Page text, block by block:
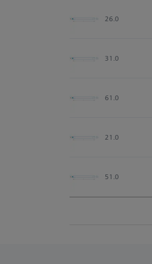
26.0
31.0
61.0
21.0
51.0